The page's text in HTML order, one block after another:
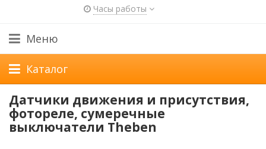
Часы работы
Меню
Каталог
Датчики движения и присутствия,
фотореле, сумеречные
выключатели Theben